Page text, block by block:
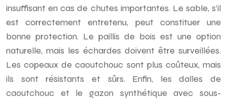
insuffisant en cas de chutes importantes. Le sable, s’il
est correctement entretenu, peut constituer une
bonne protection. Le paillis de bois est une option
naturelle, mais les échardes doivent être surveillées.
Les copeaux de caoutchouc sont plus coûteux, mais
ils sont résistants et sûrs. Enfin, les dalles de
caoutchouc et le gazon synthétique avec sous-